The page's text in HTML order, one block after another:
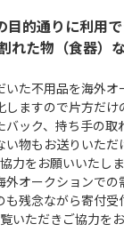
目的通りに利用
れた物（食器）
いた不用品を海外オ
しますので片方だけ
バック、持ち手の取
物もお送りいただ
力をお願いいたしま
外オークションでの
も残念ながら寄付受
いただきご協力を